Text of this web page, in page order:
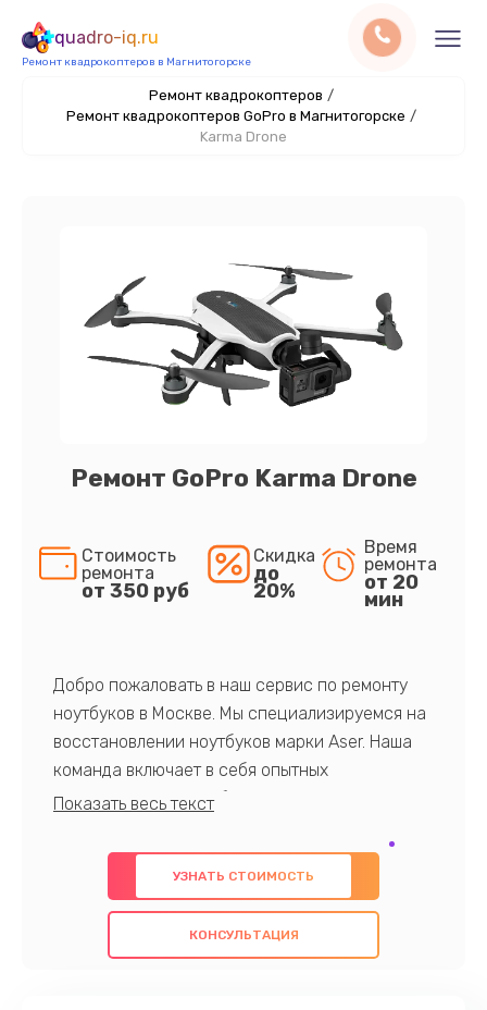
quadro-iq.ru
Ремонт квадрокоптеров в Магнитогорске
Ремонт квадрокоптеров /
Ремонт квадрокоптеров GoPro в Магнитогорске /
Karma Drone
Ремонт GoPro Karma Drone
Стоимость
ремонта
от 350 руб
Скидка
до
20%
Время
ремонта
от 20
мин
Добро пожаловать в наш сервис по ремонту
ноутбуков в Москве. Мы специализируемся на
восстановлении ноутбуков марки Aser. Наша
команда включает в себя опытных
профессионалов с обширными знаниями и
предлагаем быстрый и качественный ремонт с
использованием оригинальных компонентов, а
также гарантируем качество всех
проведенных работ. Наша цель - предоставить
УЗНАТЬ СТОИМОСТЬ
КОНСУЛЬТАЦИЯ